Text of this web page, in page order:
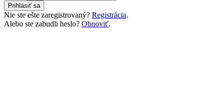
Nie ste ešte zaregistrovaný? Registrácia.
Alebo ste zabudli heslo? Obnoviť.